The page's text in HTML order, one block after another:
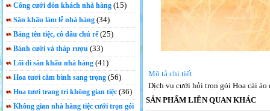
Cổng cưới đón khách nhà hàng (15)
Sân khấu làm lễ nhà hàng (34)
Bảng tên tiệc, cô dâu chú rể(25)
Bánh cưới và tháp rượu (33)
Lối đi sân khấu nhà hàng (41)
Hoa tươi cắm bình sang trọng (56)
Hoa tươi trang trí không gian tiệc (36)
Không gian nhà hàng tiệc cưới trọn gói
Mô tả chi tiết
Dịch vụ cưới hỏi trọn gói Hoa cài áo
SẢN PHẨM LIÊN QUAN KHÁC